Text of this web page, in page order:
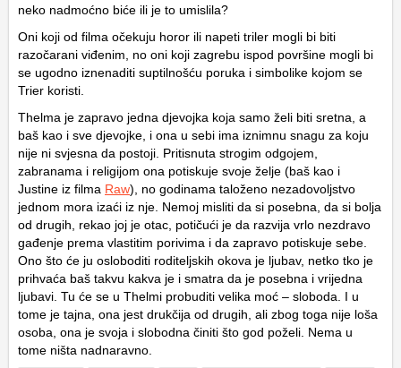
neko nadmoćno biće ili je to umislila?
Oni koji od filma očekuju horor ili napeti triler mogli bi biti
razočarani viđenim, no oni koji zagrebu ispod površine mogli bi
se ugodno iznenaditi suptilnošću poruka i simbolike kojom se
Trier koristi.
Thelma je zapravo jedna djevojka koja samo želi biti sretna, a
baš kao i sve djevojke, i ona u sebi ima iznimnu snagu za koju
nije ni svjesna da postoji. Pritisnuta strogim odgojem,
zabranama i religijom ona potiskuje svoje želje (baš kao i
Justine iz filma Raw), no godinama taloženo nezadovoljstvo
jednom mora izaći iz nje. Nemoj misliti da si posebna, da si bolja
od drugih, rekao joj je otac, potičući je da razvija vrlo nezdravo
gađenje prema vlastitim porivima i da zapravo potiskuje sebe.
Ono što će ju osloboditi roditeljskih okova je ljubav, netko tko je
prihvaća baš takvu kakva je i smatra da je posebna i vrijedna
ljubavi. Tu će se u Thelmi probuditi velika moć – sloboda. I u
tome je tajna, ona jest drukčija od drugih, ali zbog toga nije loša
osoba, ona je svoja i slobodna činiti što god poželi. Nema u
tome ništa nadnaravno.